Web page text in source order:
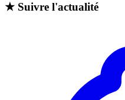
★ Suivre l'actualité